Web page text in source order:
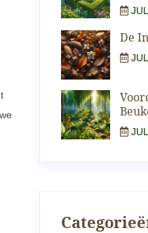
De